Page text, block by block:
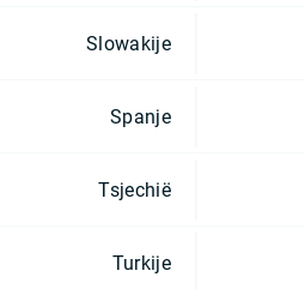
Slowakije
Spanje
Tsjechië
Turkije